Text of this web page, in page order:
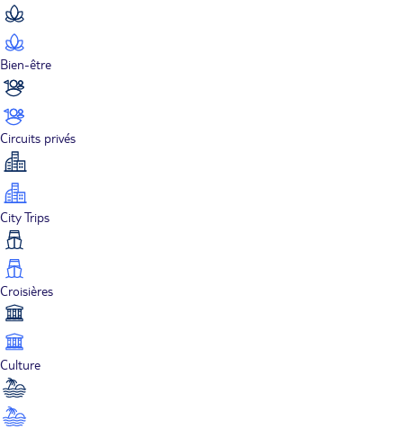
Bien-être
Circuits privés
City Trips
Croisières
Culture